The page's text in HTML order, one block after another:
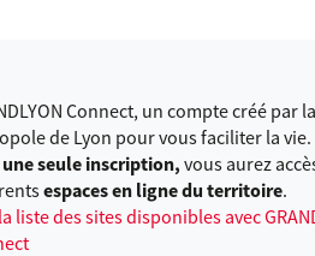
Connect, un compte créé par la
de Lyon pour vous faciliter la vie.
une seule inscription, vous aurez
espaces en ligne du territoire.
liste des sites disponibles avec